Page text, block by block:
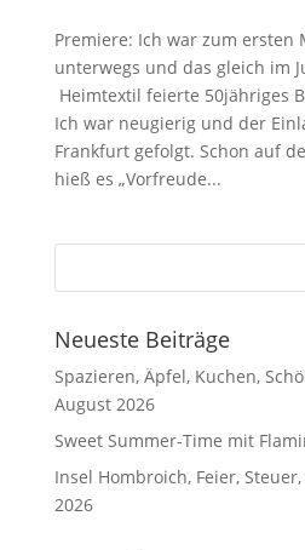
Premiere: Ich war zum ersten
unterwegs und das gleich im
Heimtextil feierte 50jähriges
Ich war neugierig und der
Frankfurt gefolgt. Schon auf
hieß es „Vorfreude...
Neueste Beiträge
Spazieren, Äpfel, Kuchen,
August 2026
Sweet Summer-Time mit
Insel Hombroich, Feier,
2026